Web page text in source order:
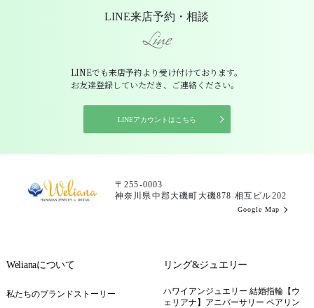
LINE来店予約・相談
Line
LINEでも来店予約より受け付けております。
お友達登録していただき、ご連絡ください。
LINEアカウントはこちら
〒255-0003
神奈川県中郡大磯町大磯878 相互ビル202
Google Map
Welianaについて
私たちのブランドストーリー
リング&ジュエリー
ハワイアンジュエリー 結婚指輪【ウ
ェリアナ】アニバーサリー ペアリン